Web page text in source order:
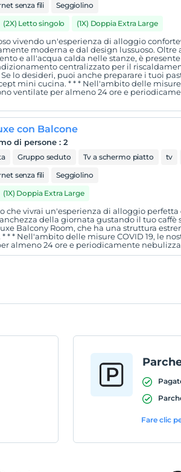
senza fili Seggiolino
(2X) Letto singolo (1X) Doppia Extra Large
vivendo un'esperienza di alloggio
moderna e dal design lussuoso. Oltre
e all'acqua calda nelle stanze, è
centralizzato per il
lo desideri, puoi anche preparare i tuoi
mini cucina. * * * Nell'ambito delle misure
ventilate per almeno 24 ore e
con Balcone
di persone :2
Gruppo seduto Tv a schermo piatto tv
senza fili Seggiolino
(1X) Doppia Extra Large
che vivrai un'esperienza di alloggio perfetta
della giornata gustando il tuo caffè
Balcony Room, che ha una struttura
* * * Nell'ambito delle misure COVID 19, le
almeno 24 ore e periodicamente
Fare clic